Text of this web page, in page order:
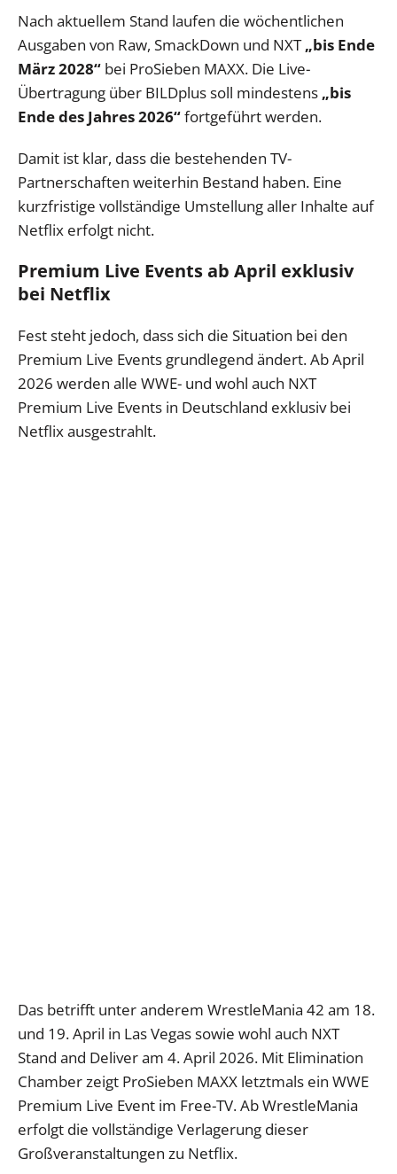
Nach aktuellem Stand laufen die wöchentlichen
Ausgaben von Raw, SmackDown und NXT„bis Ende
März 2028“ bei ProSieben MAXX. Die Live-
Übertragung über BILDplus soll mindestens „bis
Ende des Jahres 2026“fortgeführt werden.
Damit ist klar, dass die bestehenden TV-
Partnerschaften weiterhin Bestand haben. Eine
kurzfristige vollständige Umstellung aller Inhalte auf
Netflix erfolgt nicht.
Premium Live Events ab April exklusiv
bei Netflix
Fest steht jedoch, dass sich die Situation bei den
Premium Live Events grundlegend ändert. Ab April
2026 werden alle WWE- und wohl auch NXT
Premium Live Events in Deutschland exklusiv bei
Netflix ausgestrahlt.
Das betrifft unter anderem WrestleMania 42 am 18.
und 19. April in Las Vegas sowie wohl auch NXT
Stand and Deliver am 4. April 2026. Mit Elimination
Chamber zeigt ProSieben MAXX letztmals ein WWE
Premium Live Event im Free-TV. Ab WrestleMania
erfolgt die vollständige Verlagerung dieser
Großveranstaltungen zu Netflix.